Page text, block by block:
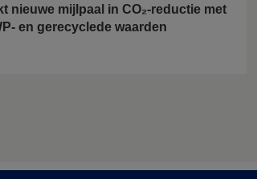
nieuwe mijlpaal in CO₂-reductie met
en gerecyclede waarden